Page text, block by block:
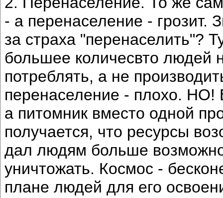
- а перенаселение - грозит.
за страха "перенаселить"?
большее количесвто
потреблять, а не
перенаселение - плохо. НО!
а питомник вместо одной
получается, что ресурсы
дал людям больше
уничтожать. Космос -
плане людей для его